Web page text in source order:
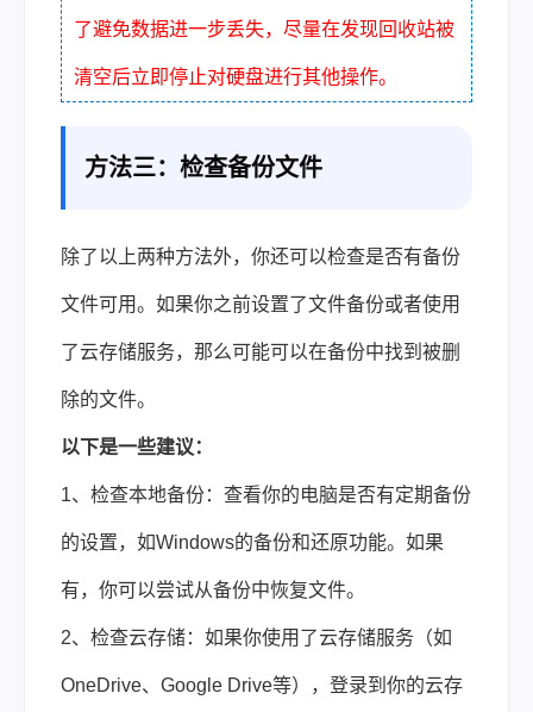
了避免数据进一步丢失，尽量在发现回收站被
清空后立即停止对硬盘进行其他操作。
方法三：检查备份文件
除了以上两种方法外，你还可以检查是否有备份
文件可用。如果你之前设置了文件备份或者使用
了云存储服务，那么可能可以在备份中找到被删
除的文件。
以下是一些建议：
1、检查本地备份：查看你的电脑是否有定期备份
的设置，如Windows的备份和还原功能。如果
有，你可以尝试从备份中恢复文件。
2、检查云存储：如果你使用了云存储服务（如
OneDrive、Google Drive等），登录到你的云存